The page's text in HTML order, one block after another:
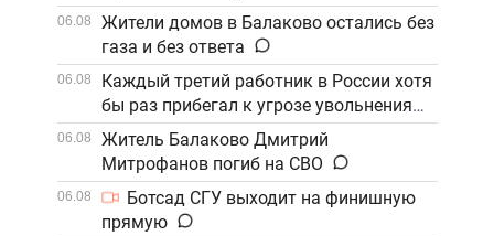
06.08
Жители домов в Балаково остались без
газа и без ответа
06.08
Каждый третий работник в России хотя
бы раз прибегал к угрозе увольнения
06.08
Житель Балаково Дмитрий
Митрофанов погиб на СВО
06.08
Ботсад СГУ выходит на финишную
прямую